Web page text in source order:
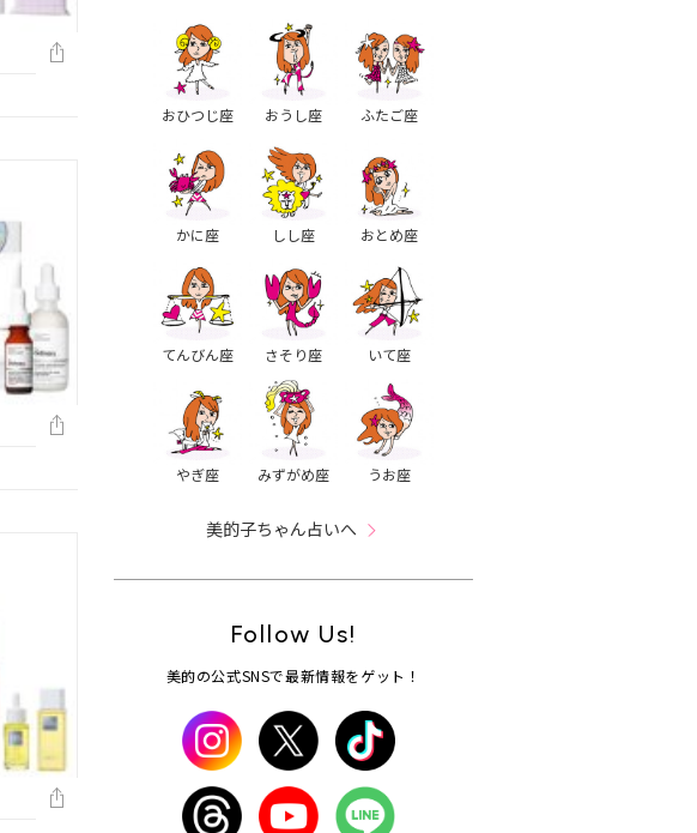
おひつじ座 おうし座 ふたご座
かに座 しし座 おとめ座
てんびん座 さそり座 いて座
やぎ座 みずがめ座 うお座
美的子ちゃん占いへ
Follow Us!
美的の公式SNSで最新情報をゲット！